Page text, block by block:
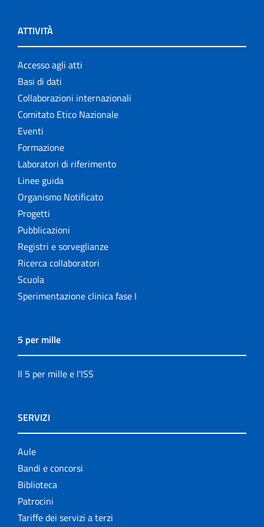
ATTIVITÀ
Accesso agli atti
Basi di dati
Collaborazioni internazionali
Comitato Etico Nazionale
Eventi
Formazione
Laboratori di riferimento
Linee guida
Organismo Notificato
Progetti
Pubblicazioni
Registri e sorveglianze
Ricerca collaboratori
Scuola
Sperimentazione clinica fase I
5 per mille
Il 5 per mille e l'ISS
SERVIZI
Aule
Bandi e concorsi
Biblioteca
Patrocini
Tariffe dei servizi a terzi